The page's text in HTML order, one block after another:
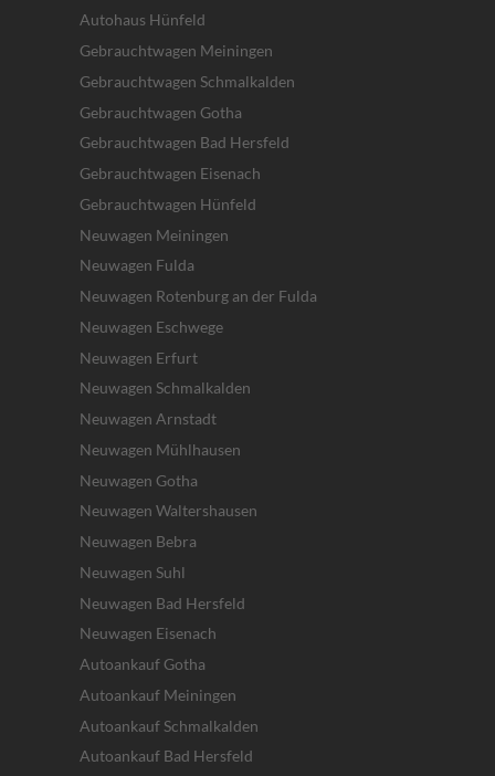
Autohaus Hünfeld
Gebrauchtwagen Meiningen
Gebrauchtwagen Schmalkalden
Gebrauchtwagen Gotha
Gebrauchtwagen Bad Hersfeld
Gebrauchtwagen Eisenach
Gebrauchtwagen Hünfeld
Neuwagen Meiningen
Neuwagen Fulda
Neuwagen Rotenburg an der Fulda
Neuwagen Eschwege
Neuwagen Erfurt
Neuwagen Schmalkalden
Neuwagen Arnstadt
Neuwagen Mühlhausen
Neuwagen Gotha
Neuwagen Waltershausen
Neuwagen Bebra
Neuwagen Suhl
Neuwagen Bad Hersfeld
Neuwagen Eisenach
Autoankauf Gotha
Autoankauf Meiningen
Autoankauf Schmalkalden
Autoankauf Bad Hersfeld